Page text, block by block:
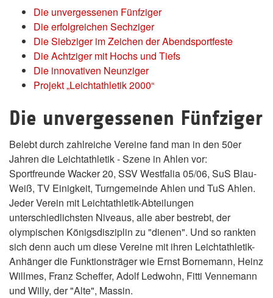
Die unvergessenen Fünfziger
Die erfolgreichen Sechziger
Die Siebziger im Zeichen der Abendsportfeste
Die Achtziger mit Hochs und Tiefs
Die innovativen Neunziger
Projekt „Leichtathletik 2000“
Die unvergessenen Fünfziger
Belebt durch zahlreiche Vereine fand man in den 50er
Jahren die Leichtathletik - Szene in Ahlen vor:
Sportfreunde Wacker 20, SSV Westfalia 05/06, SuS Blau-
Weiß, TV Einigkeit, Turngemeinde Ahlen und TuS Ahlen.
Jeder Verein mit Leichtathletik-Abteilungen
unterschiedlichsten Niveaus, alle aber bestrebt, der
olympischen Königsdisziplin zu "dienen". Und so rankten
sich denn auch um diese Vereine mit ihren Leichtathletik-
Anhänger die Funktionsträger wie Ernst Bornemann, Heinz
Willmes, Franz Scheffer, Adolf Ledwohn, Fitti Vennemann
und Willy, der "Alte", Massin.